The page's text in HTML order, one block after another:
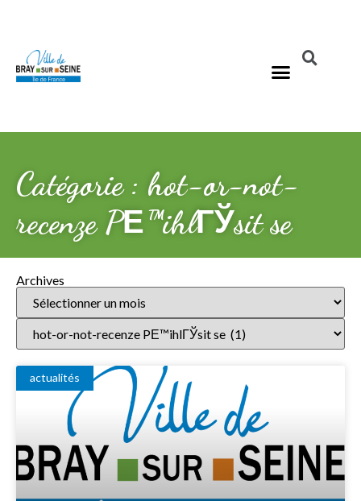
Catégorie : hot-or-not-
recenze PЕ™ihlГЎsit se
Archives
actualités